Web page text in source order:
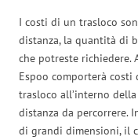
I costi di un trasloco
distanza, la quantità di
che potreste richiedere.
Espoo comporterà
trasloco all’interno
distanza da percorrere.
di grandi dimensioni, il